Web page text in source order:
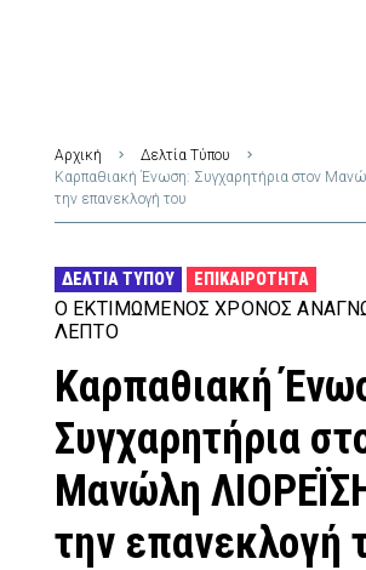
Αρχική
Δελτία Τύπου
Καρπαθιακή Ένωση: Συγχαρητήρια στον
την επανεκλογή του
ΔΕΛΤΊΑ ΤΎΠΟΥ ΕΠΙΚΑΙΡΌΤΗΤΑ
Ο ΕΚΤΙΜΏΜΕΝΟΣ ΧΡΌΝΟΣ
ΛΕΠΤΌ
Καρπαθιακή
Συγχαρητήρια
Μανώλη
την επανεκλογή